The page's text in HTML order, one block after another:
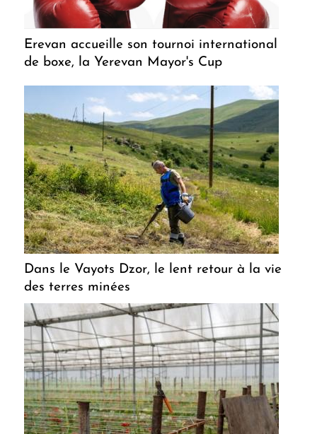
Erevan accueille son tournoi international
de boxe, la Yerevan Mayor's Cup
Dans le Vayots Dzor, le lent retour à la vie
des terres minées